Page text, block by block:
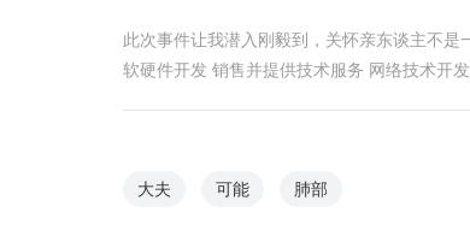
此次事件让我潜入刚毅到，关怀亲东谈主不
软硬件开发 销售并提供技术服务 网络技术开
大夫 可能 肺部